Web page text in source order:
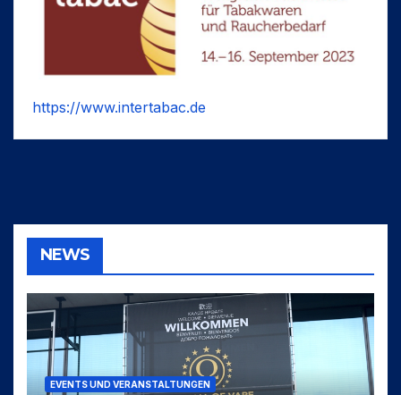
https://www.intertabac.de
NEWS
EVENTS UND VERANSTALTUNGEN